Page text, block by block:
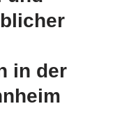
in der